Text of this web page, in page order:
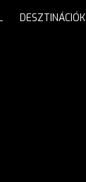
DESZTINÁCIÓK